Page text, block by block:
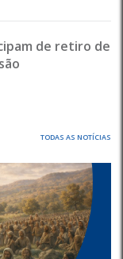
de retiro de
TODAS AS NOTÍCIAS